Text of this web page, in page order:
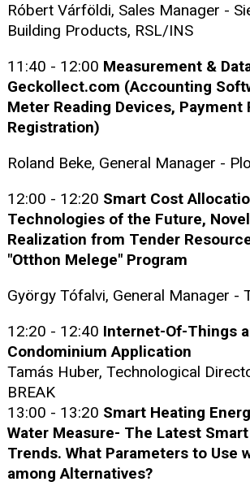
Róbert Várföldi, Sales Manager -
Building Products, RSL/INS
11:40 - 12:00 Measurement &
Geckollect.com (Accounting
Meter Reading Devices, Payment
Registration)
Roland Beke, General Manager -
12:00 - 12:20 Smart Cost
Technologies of the Future,
Realization from Tender
"Otthon Melege" Program
György Tófalvi, General Manager -
12:20 - 12:40 Internet-Of-Things
Condominium Application
Tamás Huber, Technological
BREAK
13:00 - 13:20 Smart Heating
Water Measure- The Latest
Trends. What Parameters to Use
among Alternatives?